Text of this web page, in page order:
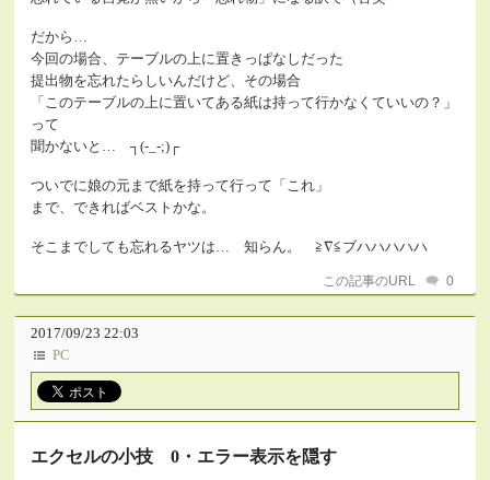
だから…
今回の場合、テーブルの上に置きっぱなしだった
提出物を忘れたらしいんだけど、その場合
「このテーブルの上に置いてある紙は持って行かなくていいの？」
って
聞かないと… ┐(-_-;)┌
ついでに娘の元まで紙を持って行って「これ」
まで、できればベストかな。
そこまでしても忘れるヤツは… 知らん。 ≧∇≦ブハハハハハ
この記事のURL 0
2017/09/23 22:03
PC
エクセルの小技 0・エラー表示を隠す